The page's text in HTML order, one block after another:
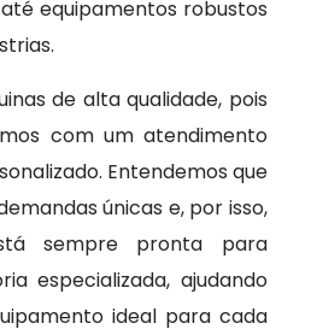
equipamentos robustos
de alta qualidade, pois
com um atendimento
Entendemos que
únicas e, por isso,
sempre pronta para
especializada, ajudando
ideal para cada